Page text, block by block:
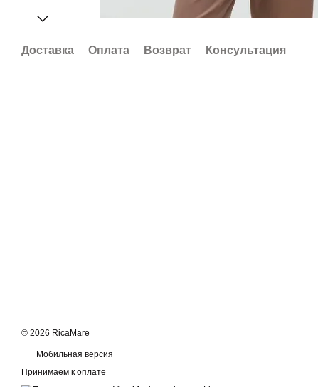
Доставка Оплата Возврат Консультация
© 2026 RicaMare
Мобильная версия
Принимаем к оплате